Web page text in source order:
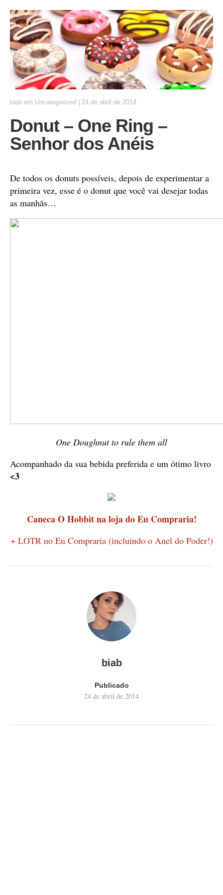
biab em Uncategorized 24 de abril de 2014
Donut – One Ring –
Senhor dos Anéis
De todos os donuts possíveis, depois de experimentar a
primeira vez, esse é o donut que você vai desejar todas
as manhãs…
One Doughnut to rule them all
Acompanhado da sua bebida preferida e um ótimo livro
<3
Caneca O Hobbit na loja do Eu Compraria!
+ LOTR no Eu Compraria (incluindo o Anel do Poder!)
biab
Publicado
24 de abril de 2014